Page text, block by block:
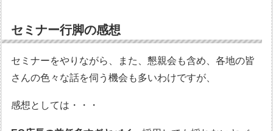
セミナー行脚の感想
セミナーをやりながら、また、懇親会も含め、各地の皆
さんの色々な話を伺う機会も多いわけですが、
感想としては・・・